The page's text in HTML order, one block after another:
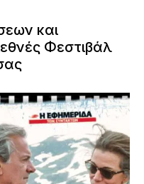
και
Φεστιβάλ